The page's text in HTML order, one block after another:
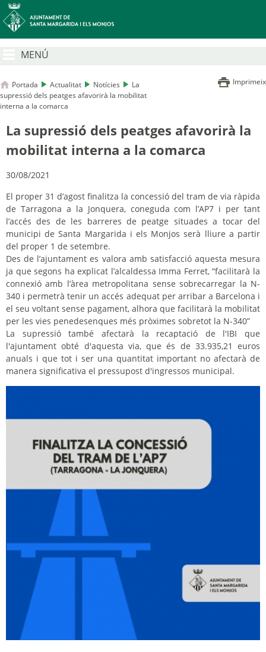
MENÚ
Portada Actualitat Notícies
La
supressió dels peatges afavorirà la mobilitat
interna a la comarca
Imprimeix
La supressió dels peatges afavorirà la
mobilitat interna a la comarca
30/08/2021
El proper 31 d’agost finalitza la concessió del tram de via ràpida
de Tarragona a la Jonquera, coneguda com l’AP7 i per tant
l’accés des de les barreres de peatge situades a tocar del
municipi de Santa Margarida i els Monjos serà lliure a partir
del proper 1 de setembre.
Des de l’ajuntament es valora amb satisfacció aquesta mesura
ja que segons ha explicat l’alcaldessa Imma Ferret, “facilitarà la
connexió amb l’àrea metropolitana sense sobrecarregar la N-
340 i permetrà tenir un accés adequat per arribar a Barcelona i
el seu voltant sense pagament, alhora que facilitarà la mobilitat
per les vies penedesenques més pròximes sobretot la N-340”
La supressió també afectarà la recaptació de l'IBI que
l'ajuntament obté d'aquesta via, que és de 33.935,21 euros
anuals i que tot i ser una quantitat important no afectarà de
manera significativa el pressupost d'ingressos municipal.